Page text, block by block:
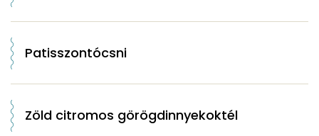
Patisszontócsni
Zöld citromos görögdinnyekoktél